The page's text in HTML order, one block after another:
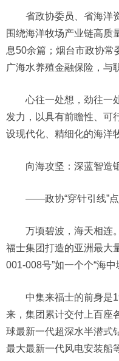
省政协委员、省海洋
围绕海洋牧场产业链高质
息50余篇；烟台市政协常
广海水养殖金融保险，
心往一处想，劲往一
发力，以具有前瞻性、可
设现代化、精细化的海洋
向海攻坚：深蓝智造
——政协“穿针引线”
万顷碧波，海天相连
福士集团打造的亚洲最
001-008号”如一个个“海中
中集来福士的前身是
来，集团累计交付上百座
球最新一代超深水半潜式
最大最新一代风电安装船